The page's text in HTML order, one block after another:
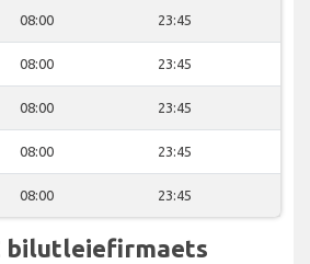
08:00 23:45
08:00 23:45
08:00 23:45
08:00 23:45
08:00 23:45
bilutleiefirmaets